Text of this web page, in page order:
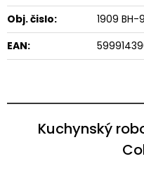
Obj. čislo:
1909 BH-
EAN:
Kuchynský